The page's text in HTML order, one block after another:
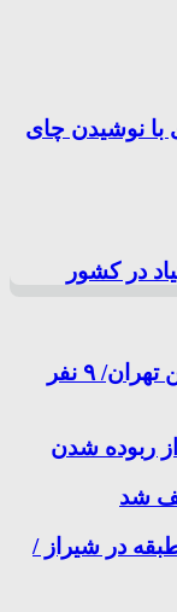
با نوشیدن چای
در کشور
سقوط آسانسور در میدان آرژانتین تهران/ ۹ نفر
ربوده شدن
شد
در شیراز /